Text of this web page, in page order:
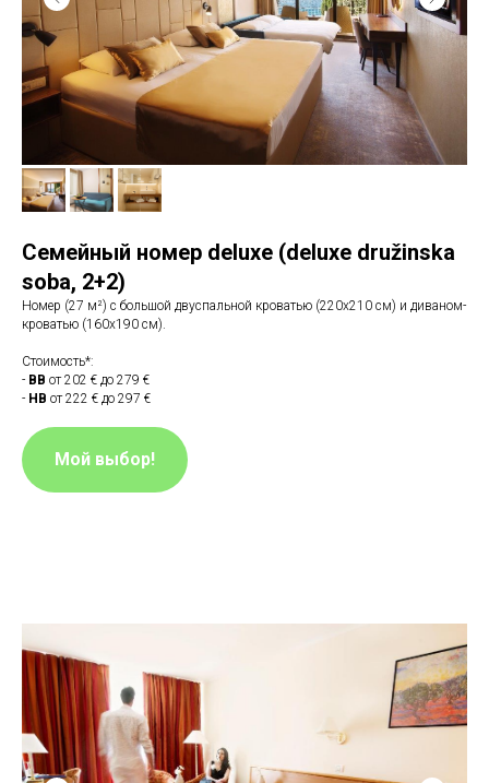
Семейный номер deluxe (deluxe družinska
sobа, 2+2)
Номер (27 м²) с большой двуспальной кроватью (220x210 см) и диваном-
кроватью (160х190 см).
Стоимость*:
- BB от 202 € до 279 €
- HB от 222 € до 297 €
Мой выбор!